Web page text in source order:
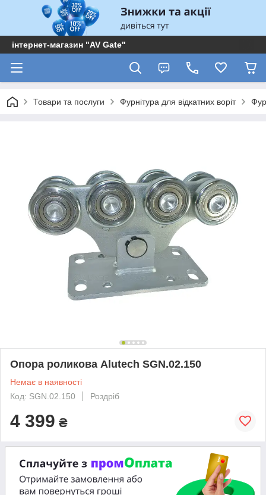
інтернет-магазин "AV Gate"
Товари та послуги Фурнітура для відкатних воріт
Опора роликова Alutech SGN.02.150
Немає в наявності
Код: SGN.02.150
Роздріб
4 399 ₴